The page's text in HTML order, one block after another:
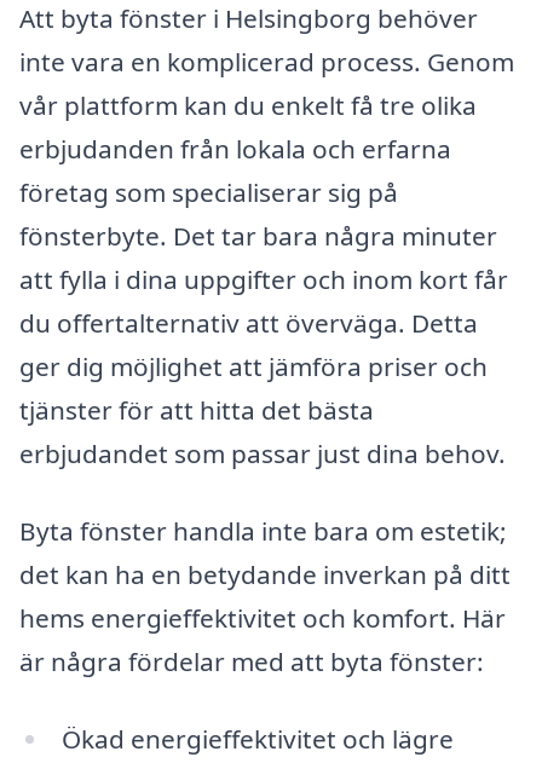
Att byta fönster i Helsingborg behöver
inte vara en komplicerad process. Genom
vår plattform kan du enkelt få tre olika
erbjudanden från lokala och erfarna
företag som specialiserar sig på
fönsterbyte. Det tar bara några minuter
att fylla i dina uppgifter och inom kort får
du offertalternativ att överväga. Detta
ger dig möjlighet att jämföra priser och
tjänster för att hitta det bästa
erbjudandet som passar just dina behov.
Byta fönster handla inte bara om estetik;
det kan ha en betydande inverkan på ditt
hems energieffektivitet och komfort. Här
är några fördelar med att byta fönster:
Ökad energieffektivitet och lägre